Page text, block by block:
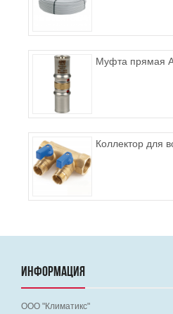
ИНФОРМАЦИЯ
ООО "Климатикс"